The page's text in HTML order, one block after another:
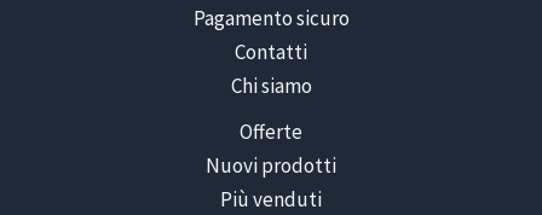
Pagamento sicuro
Contatti
Chi siamo
Offerte
Nuovi prodotti
Più venduti